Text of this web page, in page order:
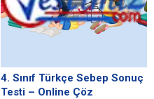
4. Sınıf Türkçe Sebep Sonuç
Testi – Online Çöz